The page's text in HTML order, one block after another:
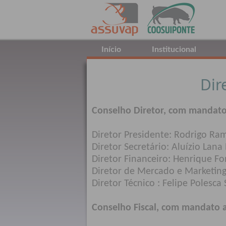
Início Institucional
Conselho Diretor, com
Diretor Presidente: Rodrigo
Diretor Secretário: Aluízio
Diretor Financeiro: Henrique
Diretor de Mercado e
Diretor Técnico : Felipe Polesca
Conselho Fiscal, com mandato